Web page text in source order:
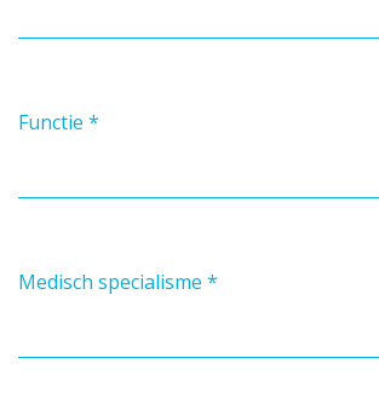
Functie *
Medisch specialisme *